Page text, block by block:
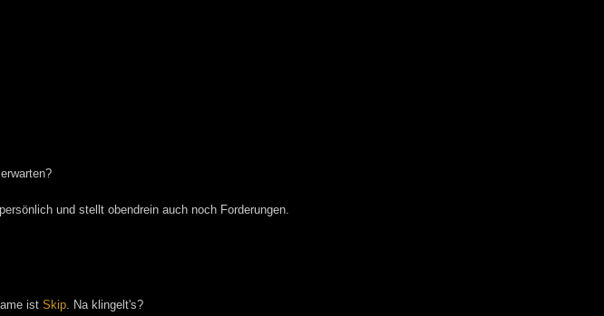
und stellt obendrein auch noch Forderungen.
istSkip. Na klingelt's?